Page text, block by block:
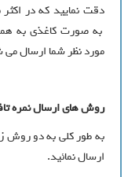
به صورت کاغذی به
مورد نظر شما ارسال
روش های ارسال نمره
ارسال نمائید.